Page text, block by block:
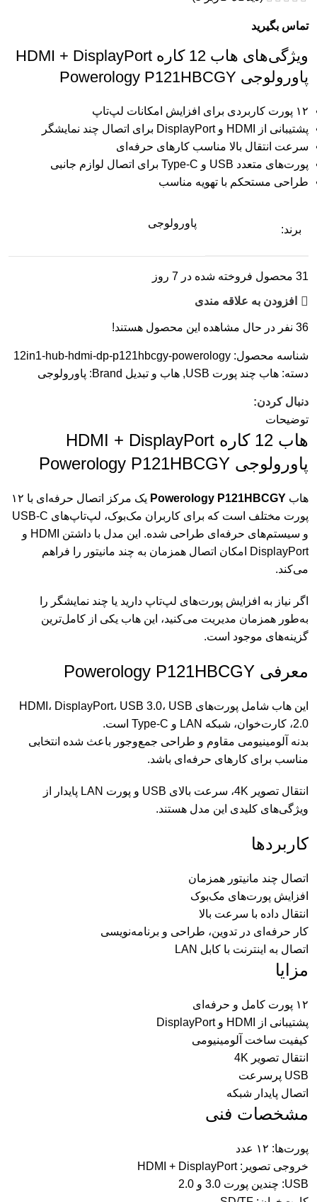
تماس بگیرید
ویژگی‌های هاب 12 کاره HDMI + DisplayPort
پاورولوجی Powerology P121HBCGY
۱۲ پورت کاربردی برای افزایش امکانات لپ‌تاپ
پشتیبانی از HDMI و DisplayPort برای اتصال چند نمایشگر
سرعت انتقال بالا مناسب کارهای حرفه‌ای
پورت‌های متعدد USB و Type-C برای اتصال لوازم جانبی
طراحی مستحکم با تهویه مناسب
برند:
پاورولوجی
31 محصول فروخته شده در 7 روز
افزودن به علاقه مندی
36 نفر در حال مشاهده این محصول هستند!
شناسه محصول: 12in1-hub-hdmi-dp-p121hbcgy-powerology
دسته: هاب چند پورت USB , هاب و تبدیل Brand: پاورولوجی
دنبال کردن:
توضیحات
هاب 12 کاره HDMI + DisplayPort
پاورولوجی Powerology P121HBCGY
هاب Powerology P121HBCGY
یک مرکز اتصال حرفه‌ای با ۱۲
پورت مختلف است که برای کاربران مک‌بوک، لپ‌تاپ‌های USB-C
و سیستم‌های حرفه‌ای طراحی شده. این مدل با داشتن HDMI و
DisplayPort امکان اتصال همزمان به چند مانیتور را فراهم
می‌کند.
اگر نیاز به افزایش پورت‌های لپ‌تاپ دارید یا چند نمایشگر را
به‌طور همزمان مدیریت می‌کنید، این هاب یکی از کامل‌ترین
گزینه‌های موجود است.
معرفی Powerology P121HBCGY
این هاب شامل پورت‌های HDMI، DisplayPort، USB 3.0، USB
2.0، کارت‌خوان، شبکه LAN و Type-C است.
بدنه آلومینیومی مقاوم و طراحی جمع‌وجور باعث شده انتخابی
مناسب برای کارهای حرفه‌ای باشد.
انتقال تصویر 4K، سرعت بالای USB و پورت LAN پایدار از
ویژگی‌های کلیدی این مدل هستند.
کاربردها
اتصال چند مانیتور همزمان
افزایش پورت‌های مک‌بوک
انتقال داده با سرعت بالا
کار حرفه‌ای در تدوین، طراحی و برنامه‌نویسی
اتصال به اینترنت با کابل LAN
مزایا
۱۲ پورت کامل و حرفه‌ای
پشتیبانی از HDMI و DisplayPort
کیفیت ساخت آلومینیومی
انتقال تصویر 4K
USB پرسرعت
اتصال پایدار شبکه
مشخصات فنی
پورت‌ها: ۱۲ عدد
خروجی تصویر: HDMI + DisplayPort
USB: چندین پورت 3.0 و 2.0